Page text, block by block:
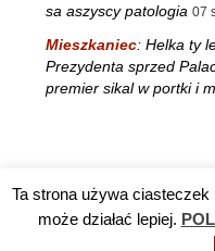
sa aszyscy patologia 07
Mieszkaniec: Helka ty
Prezydenta sprzed
premier sikal w portki i
Reklama TV DĘBA
Ta strona używa
może działać lepiej.